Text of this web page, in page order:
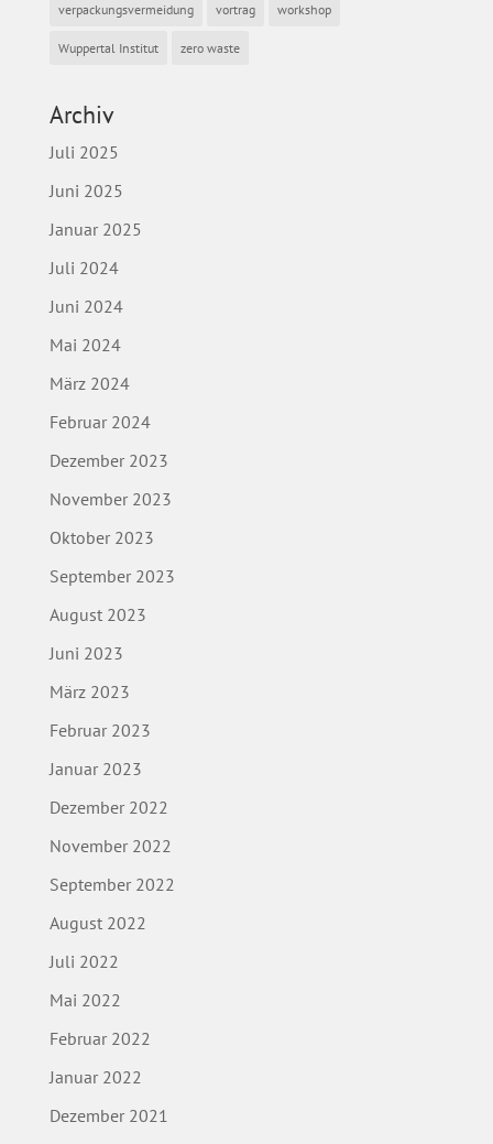
verpackungsvermeidung vortrag workshop
Wuppertal Institut zero waste
Archiv
Juli 2025
Juni 2025
Januar 2025
Juli 2024
Juni 2024
Mai 2024
März 2024
Februar 2024
Dezember 2023
November 2023
Oktober 2023
September 2023
August 2023
Juni 2023
März 2023
Februar 2023
Januar 2023
Dezember 2022
November 2022
September 2022
August 2022
Juli 2022
Mai 2022
Februar 2022
Januar 2022
Dezember 2021